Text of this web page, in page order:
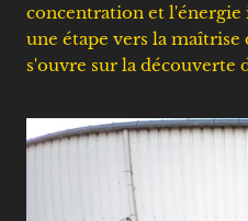
concentration et l'énergie
une étape vers la
s'ouvre sur la découverte